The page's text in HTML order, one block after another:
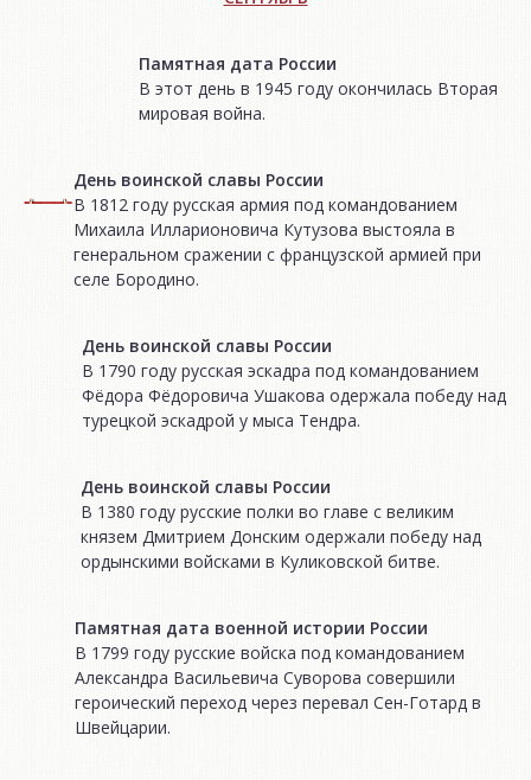
Памятная дата России
В этот день в 1945 году окончилась Вторая
мировая война.
День воинской славы России
В 1812 году русская армия под командованием
Михаила Илларионовича Кутузова выстояла в
генеральном сражении с французской армией при
селе Бородино.
День воинской славы России
В 1790 году русская эскадра под командованием
Фёдора Фёдоровича Ушакова одержала победу над
турецкой эскадрой у мыса Тендра.
День воинской славы России
В 1380 году русские полки во главе с великим
князем Дмитрием Донским одержали победу над
ордынскими войсками в Куликовской битве.
Памятная дата военной истории России
В 1799 году русские войска под командованием
Александра Васильевича Суворова совершили
героический переход через перевал Сен-Готард в
Швейцарии.